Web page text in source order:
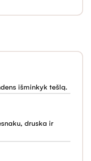
išminkyk tešlą.
druska ir